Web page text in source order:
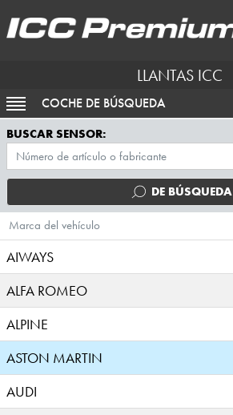
LLANTAS ICC
ACTIVAR NAVEGACIÓN
COCHE DE BÚSQUEDA
BUSCAR SENSOR:
DE BÚSQUEDA
Marca del vehículo
AIWAYS
ALFA ROMEO
ALPINE
ASTON MARTIN
AUDI